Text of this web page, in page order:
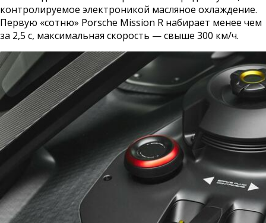
контролируемое электроникой масляное охлаждение.
Первую «сотню» Porsche Mission R набирает менее чем
за 2,5 с, максимальная скорость — свыше 300 км/ч.